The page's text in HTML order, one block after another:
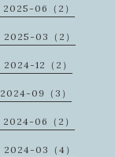
2025-06（2）
2025-03（2）
2024-12（2）
2024-09（3）
2024-06（2）
2024-03（4）